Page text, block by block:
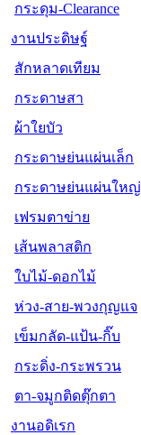
กระดุม-Clearance
งานประดิษฐ์
สักหลาดเทียม
กระดาษสา
ผ้าใยบัว
กระดาษย่นแผ่นเล็ก
กระดาษย่นแผ่นใหญ่
เฟรมตาข่าย
เส้นพลาสติก
ใบไม้-ดอกไม้
ห่วง-สาย-พวงกุญแจ
เข็มกลัด-แป้น-กิ๊บ
กระดิ่ง-กระพรวน
ตา-จมูกติดตุ๊กตา
งานอดิเรก